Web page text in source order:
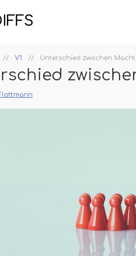
V1 Unterschied zwischen